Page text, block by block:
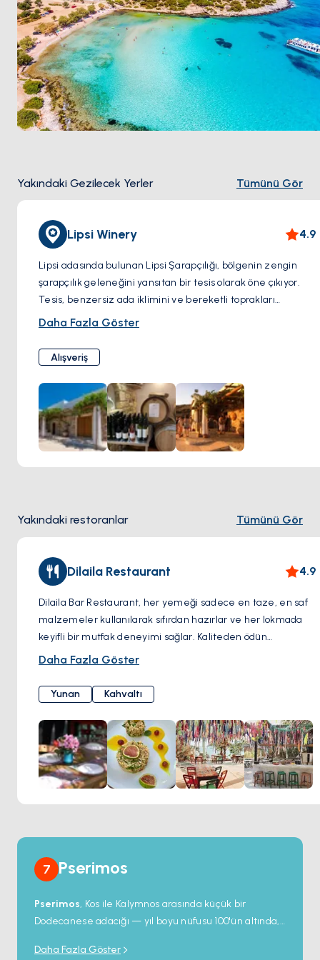
Yakındaki Gezilecek Yerler Tümünü Gör
Lipsi Winery 4.9
Lipsi adasında bulunan Lipsi Şarapçılığı, bölgenin zengin
şarapçılık geleneğini yansıtan bir tesis olarak öne çıkıyor.
Tesis, benzersiz ada iklimini ve bereketli toprakları
kullanarak, çeşitli yüksek kaliteli şaraplar üretmek için yerel
organik tarım ilkelerini benimseyen şarapçılık, her şişenin
adanın eşsiz terroir karakterini yansıtmasını sağlıyor. Lipsi
Şarapçılığı, şarap tadımları ve şarap yapımı süreci hakkında
bilgi edinme yoluyla ziyaretçileri adanın zengin kültürel
mirasına dalmaya davet ediyor.
Daha Fazla Göster
Alışveriş
Yakındaki restoranlar Tümünü Gör
Dilaila Restaurant 4.9
Dilaila Bar Restaurant, her yemeği sadece en taze, en saf
malzemeler kullanılarak sıfırdan hazırlar ve her lokmada
keyifli bir mutfak deneyimi sağlar. Kaliteden ödün
vermeden her tabakta olağanüstü tat sunmaya önem
konuklarına yaşatır. Kalamata'dan gelen en kaliteli
zeytinyağının zenginliğiyle tatlandırılmış bölgesel
lezzetleri deneyimleyerek Dilaila Bar Restaurant'ta
unutulmayacak bir akşam yemeğinin tadını çıkarın.
Daha Fazla Göster
Yunan Kahvaltı
7 Pserimos
Pserimos, Kos ile Kalymnos arasında küçük bir
Dodecanese adacığı — yıl boyu nüfusu 100'ün altında,
körfez sığ turkuaz suya sahip uzun kumlu bir plajı ve
Daha Fazla Göster